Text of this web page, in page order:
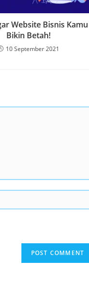
Website Bisnis Kamu
Bikin Betah!
10 September 2021